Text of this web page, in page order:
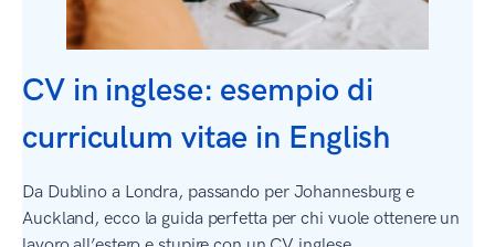
CV in inglese: esempio di
curriculum vitae in English
Da Dublino a Londra, passando per Johannesburg e
Auckland, ecco la guida perfetta per chi vuole ottenere un